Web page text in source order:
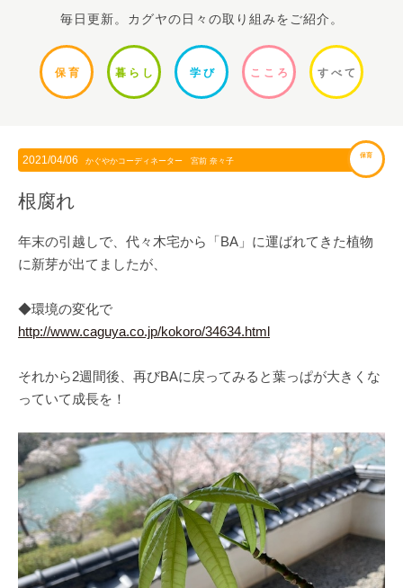
毎日更新。カグヤの日々の取り組みをご紹介。
保 育 暮ら し 学 び ここ ろ すべて
2021/04/06 かぐやかコーディネーター 宮前 奈々子
保育
根腐れ
年末の引越しで、代々木宅から「BA」に運ばれてきた植物
に新芽が出てましたが、
◆環境の変化で
http://www.caguya.co.jp/kokoro/34634.html
それから2週間後、再びBAに戻ってみると葉っぱが大きくな
っていて成長を！